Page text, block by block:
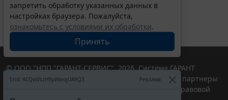
запретить обработку указанных данных в
настройках браузера. Пожалуйста,
ознакомьтесь с условиями их обработки.
Принять
Erid: 4CQwVszH9pWwojUA9Q3 Реклама
© ООО "НПП "ГАРАНТ-СЕРВИС", 2026. Система ГАРАНТ
выпускается с 1990 года. Компания "Гарант" и ее партнеры
являются участниками Российской ассоциации правовой